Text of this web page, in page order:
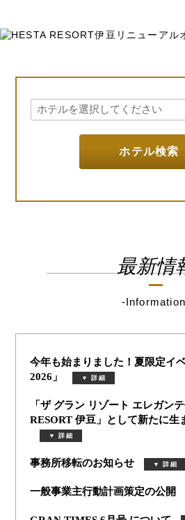
ホテル検索
最新情
-
今年も始まりました！夏限定イ
2026」
「ザ グラン リゾート エレガン
RESORT 伊豆」として新たに生
事務所移転のお知らせ
一般事業主行動計画策定の公開